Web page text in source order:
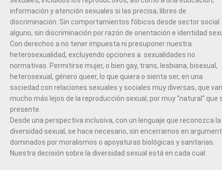
información y atención sexuales si las precisa, libres de
discriminación. Sin comportamientos fóbicos desde sector social
alguno, sin discriminación por razón de orientación e identidad
Con derechos a no tener impuesta ni presuponer nuestra
heterosexualidad, excluyendo opciones a sexualidades no
normativas. Permitirse mujer, o bien gay, trans, lesbiana, bisexual,
heterosexual, género queer, lo que quiera o sienta ser, en una
sociedad con relaciones sexuales y sociales muy diversas, que van
mucho más lejos de la reproducción sexual, por muy “natural” que
presente.
Desde una perspectiva inclusiva, con un lenguaje que reconozca la
diversidad sexual, se hace necesario, sin encerrarnos en
dominados por moralismos o apoyaturas biológicas y sanitarias.
Nuestra decisión sobre la diversidad sexual está en cada cual.